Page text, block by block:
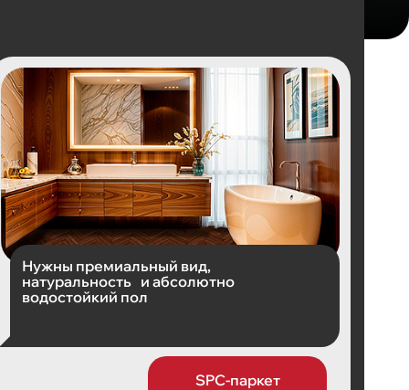
Нужны премиальный вид,
натуральность и абсолютно
водостойкий пол
SPC-паркет